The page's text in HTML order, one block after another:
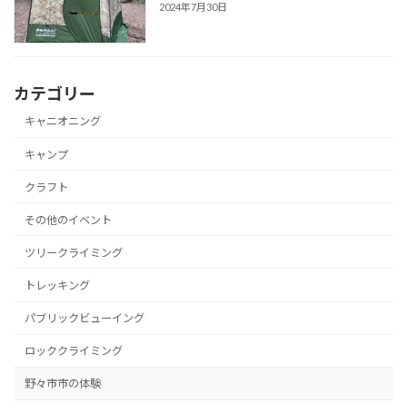
2024年7月30日
カテゴリー
キャニオニング
キャンプ
クラフト
その他のイベント
ツリークライミング
トレッキング
パブリックビューイング
ロッククライミング
野々市市の体験